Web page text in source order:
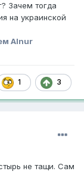
Зачем тогда
на украинской
Alnur
1 3
не тащи. Сам